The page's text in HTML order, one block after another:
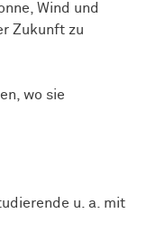
Wind und
Zukunft zu
wo sie
u. a. mit